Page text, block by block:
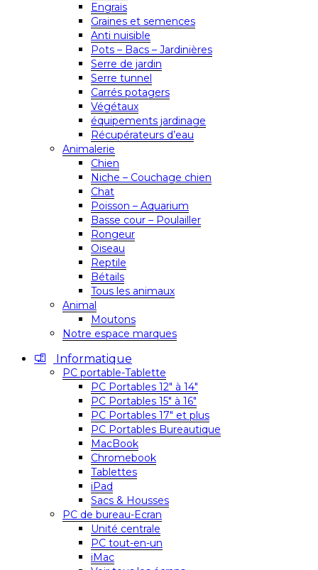
Engrais
Graines et semences
Anti nuisible
Pots – Bacs – Jardinières
Serre de jardin
Serre tunnel
Carrés potagers
Végétaux
équipements jardinage
Récupérateurs d’eau
Animalerie
Chien
Niche – Couchage chien
Chat
Poisson – Aquarium
Basse cour – Poulailler
Rongeur
Oiseau
Reptile
Bétails
Tous les animaux
Animal
Moutons
Notre espace marques
Informatique
PC portable-Tablette
PC Portables 12″ à 14″
PC Portables 15″ à 16″
PC Portables 17″ et plus
PC Portables Bureautique
MacBook
Chromebook
Tablettes
iPad
Sacs & Housses
PC de bureau-Ecran
Unité centrale
PC tout-en-un
iMac